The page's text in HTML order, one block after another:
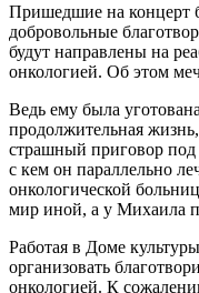
Пришедшие на концерт
добровольные
будут направлены на
онкологией. Об этом
Ведь ему была
продолжительная
страшный приговор под
с кем он параллельно
онкологической
мир иной, а у Михаила
Работая в Доме
организовать
онкологией. К